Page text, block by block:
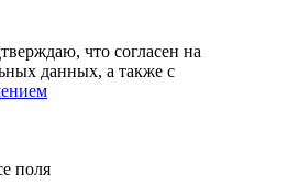
что согласен на
данных, а также с
поля